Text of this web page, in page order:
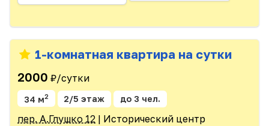
1-комнатная квартира на сутки
2000 ₽/сутки
34 м2 2/5 этаж до 3 чел.
пер. А.Глушко 12 | Исторический центр